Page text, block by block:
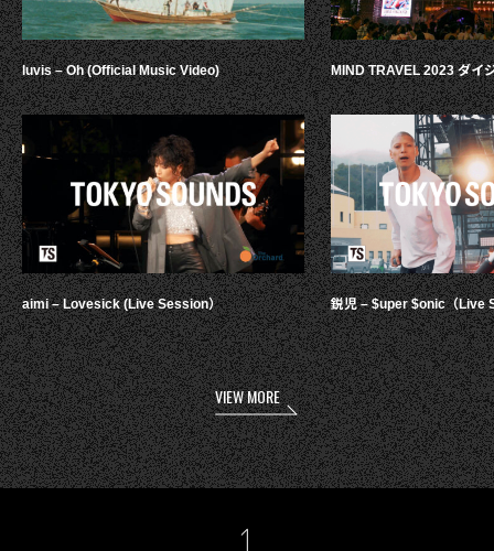
luvis – Oh (Official Music Video)
aimi – Lovesick (Live Session）
MIND TRAVEL 2023 ダイ
鋭児 – $uper $onic（Live
VIEW MORE